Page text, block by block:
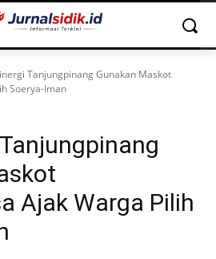
Tanjungpinang Gunakan Maskot
Soerya-Iman
Ajak Warga Pilih